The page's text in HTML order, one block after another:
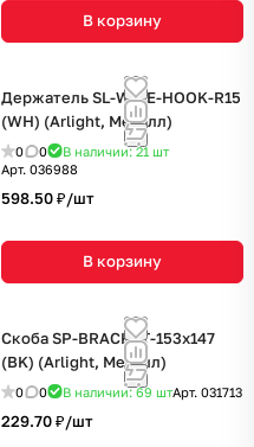
В корзину
Держатель SL-WIRE-HOOK-R15
(WH) (Arlight, Металл)
0 0 В наличии: 21 шт
Арт. 036988
598.50 ₽/шт
В корзину
Скоба SP-BRACKET-153x147
(BK) (Arlight, Металл)
0 0 В наличии: 69 штАрт. 031713
229.70 ₽/шт